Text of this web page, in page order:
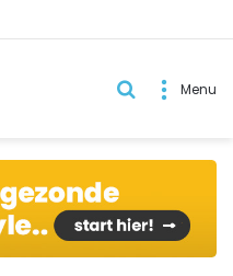
Menu
Zoek